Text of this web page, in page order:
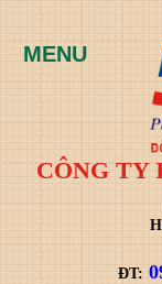
CÔNG TY
ĐT: